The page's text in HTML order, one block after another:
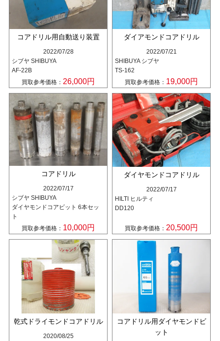
コアドリル用自動送り装置
2022/07/28
シブヤ SHIBUYA
AF-22B
買取参考価格： 26,000円
ダイアモンドコアドリル
2022/07/21
SHIBUYA シブヤ
TS-162
買取参考価格： 19,000円
コアドリル
2022/07/17
シブヤ SHIBUYA
ダイヤモンドコアビット 6本セッ
ト
買取参考価格： 10,000円
ダイヤモンドコアドリル
2022/07/17
HILTI ヒルティ
DD120
買取参考価格： 20,500円
乾式ドライモンドコアドリル
2020/08/25
コアドリル用ダイヤモンドビ
ット